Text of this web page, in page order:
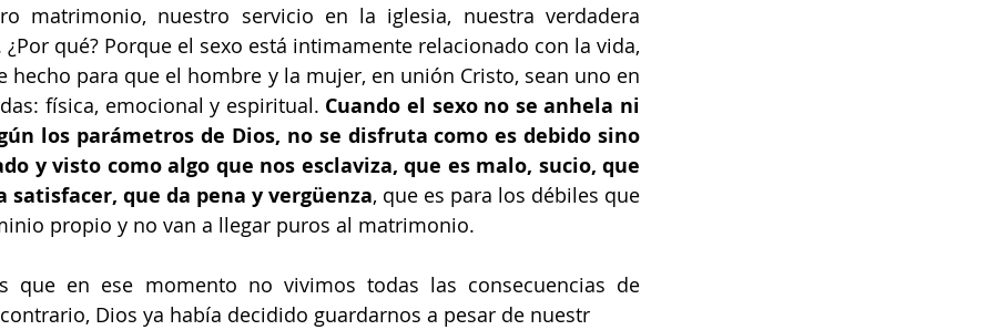
matrimonio, nuestro servicio en la iglesia, nuestra verdadera
qué? Porque el sexo está intimamente relacionado con la vida,
hecho para que el hombre y la mujer, en unión Cristo, sean uno en
física, emocional y espiritual. Cuando el sexo no se anhela ni
los parámetros de Dios, no se disfruta como es debido sino
y visto como algo que nos esclaviza, que es malo, sucio, que
satisfacer, que da pena y vergüenza, que es para los débiles que
propio y no van a llegar puros al matrimonio.
que en ese momento no vivimos todas las consecuencias de
Dios ya había decidido guardarnos a pesar de nuestr